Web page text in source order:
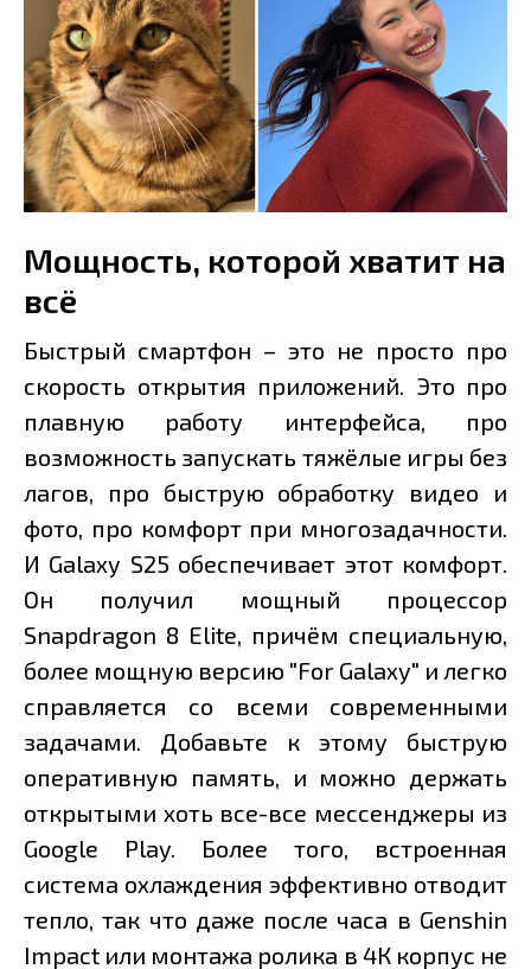
Мощность, которой хватит на
всё
Быстрый смартфон – это не просто про
скорость открытия приложений. Это про
плавную работу интерфейса, про
возможность запускать тяжёлые игры без
лагов, про быструю обработку видео и
фото, про комфорт при многозадачности.
И Galaxy S25 обеспечивает этот комфорт.
Он получил мощный процессор
Snapdragon 8 Elite, причём специальную,
более мощную версию "For Galaxy" и легко
справляется со всеми современными
задачами. Добавьте к этому быструю
оперативную память, и можно держать
открытыми хоть все-все мессенджеры из
Google Play. Более того, встроенная
система охлаждения эффективно отводит
тепло, так что даже после часа в Genshin
Impact или монтажа ролика в 4К корпус не